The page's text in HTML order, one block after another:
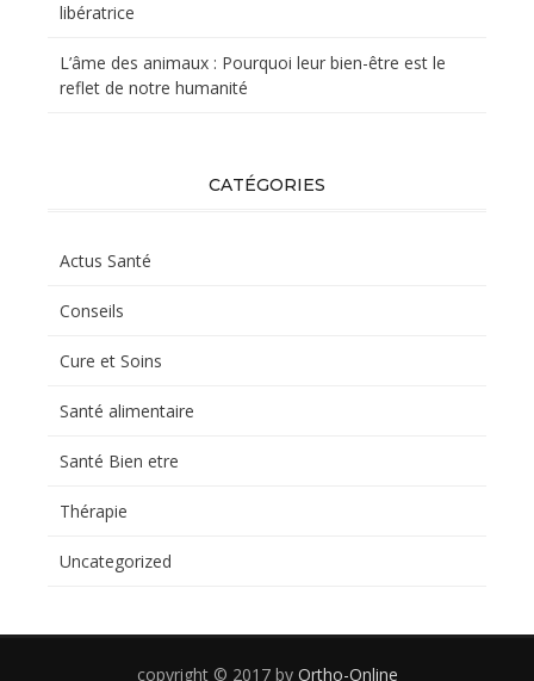
libératrice
L’âme des animaux : Pourquoi leur bien-être est le
reflet de notre humanité
CATÉGORIES
Actus Santé
Conseils
Cure et Soins
Santé alimentaire
Santé Bien etre
Thérapie
Uncategorized
copyright © 2017 by Ortho-Online